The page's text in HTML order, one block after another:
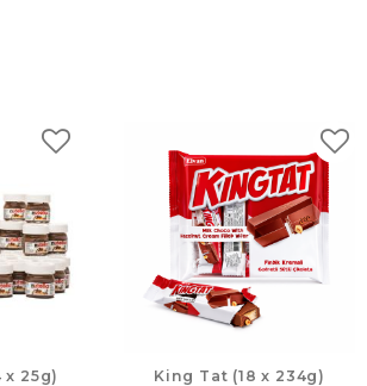
25g)
إضافة إلى المفضلات
King Tat (18 x 234g)